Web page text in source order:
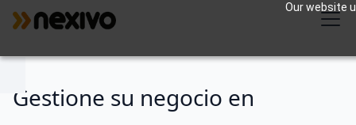
Our website
Gestione su negocio en